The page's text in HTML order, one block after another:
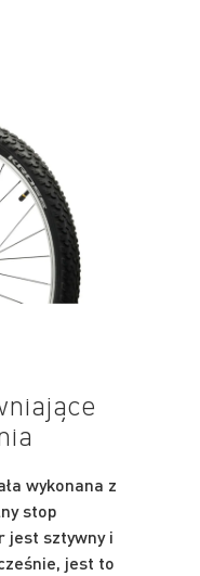
wykonana z
stop
jest sztywny i
jest to